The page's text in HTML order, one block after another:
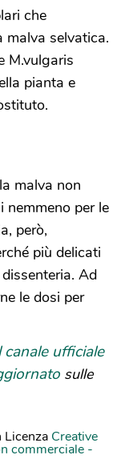
che
malva selvatica.
M.vulgaris
pianta e
malva non
per le
però,
più delicati
Ad
le dosi per
canale ufficiale
sulle
Licenza Creative
commerciale -